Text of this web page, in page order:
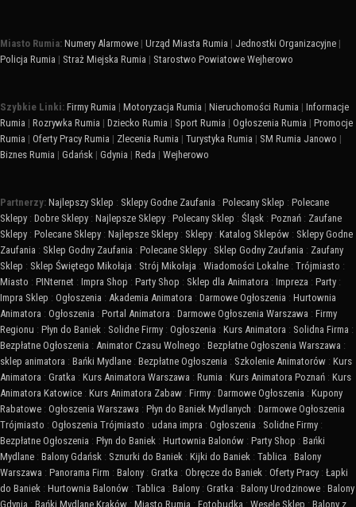
Miasto Rumia: Numery Alarmowe | Urząd Miasta Rumia | Jednostki Organizacyjne |
Policja Rumia | Straż Miejska Rumia | Starostwo Powiatowe Wejherowo
Szybkie Linki: Firmy Rumia | Motoryzacja Rumia | Nieruchomości Rumia | Informacje
Rumia | Rozrywka Rumia | Dziecko Rumia | Sport Rumia | Ogłoszenia Rumia | Promocje
Rumia | Oferty Pracy Rumia | Zlecenia Rumia | Turystyka Rumia | SM Rumia Janowo |
Biznes Rumia | Gdańsk | Gdynia | Reda | Wejherowo
Partnerzy: Najlepszy Sklep : Sklepy Godne Zaufania : Polecany Sklep : Polecane
Sklepy : Dobre Sklepy : Najlepsze Sklepy : Polecany Sklep : Śląsk : Poznań : Zaufane
Sklepy : Polecane Sklepy : Najlepsze Sklepy : Sklepy : Katalog Sklepów : Sklepy Godne
Zaufania : Sklep Godny Zaufania : Polecane Sklepy : Sklep Godny Zaufania : Zaufany
Sklep : Sklep Świętego Mikołaja : Strój Mikołaja : Wiadomości Lokalne : Trójmiasto :
Miasto : PINternet : Impra Shop : Party Shop : Sklep dla Animatora : Impreza : Party :
Impra Sklep : Ogłoszenia : Akademia Animatora : Darmowe Ogłoszenia : Hurtownia
Animatora : Ogłoszenia : Portal Animatora : Darmowe Ogłoszenia Warszawa : Firmy
Regionu : Płyn do Baniek : Solidne Firmy : Ogłoszenia : Kurs Animatora : Solidna Firma :
Bezpłatne Ogłoszenia : Animator Czasu Wolnego : Bezpłatne Ogłoszenia Warszawa :
sklep animatora : Bańki Mydlane : Bezpłatne Ogłoszenia : Szkolenie Animatorów : Kurs
Animatora : Gratka : Kurs Animatora Warszawa : Rumia : Kurs Animatora Poznań : Kurs
Animatora Katowice : Kurs Animatora Zabaw : Firmy : Darmowe Ogłoszenia : Kupony
Rabatowe : Ogłoszenia Warszawa : Płyn do Baniek Mydlanych : Darmowe Ogłoszenia
Trójmiasto : Ogłoszenia Trójmiasto : udana impra : Ogłoszenia : Solidne Firmy :
Bezpłatne Ogłoszenia : Płyn do Baniek : Hurtownia Balonów : Party Shop : Bańki
Mydlane : Balony Gdańsk : Sznurki do Baniek : Kijki do Baniek : Tablica : Balony
Warszawa : Panorama Firm : Balony : Gratka : Obręcze do Baniek : Oferty Pracy : Łapki
do Baniek : Hurtownia Balonów : Tablica : Balony : Gratka : Balony Urodzinowe : Balony
Gdynia : Bańki Mydlane Kraków : Miasto Rumia : Fotobudka : Wesele Sklep : Balony z